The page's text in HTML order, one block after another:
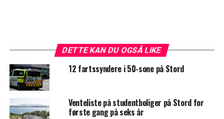
DETTE KAN DU OGSÅ LIKE
12 fartssyndere i 50-sone på Stord
Venteliste på studentboliger på Stord for
første gang på seks år